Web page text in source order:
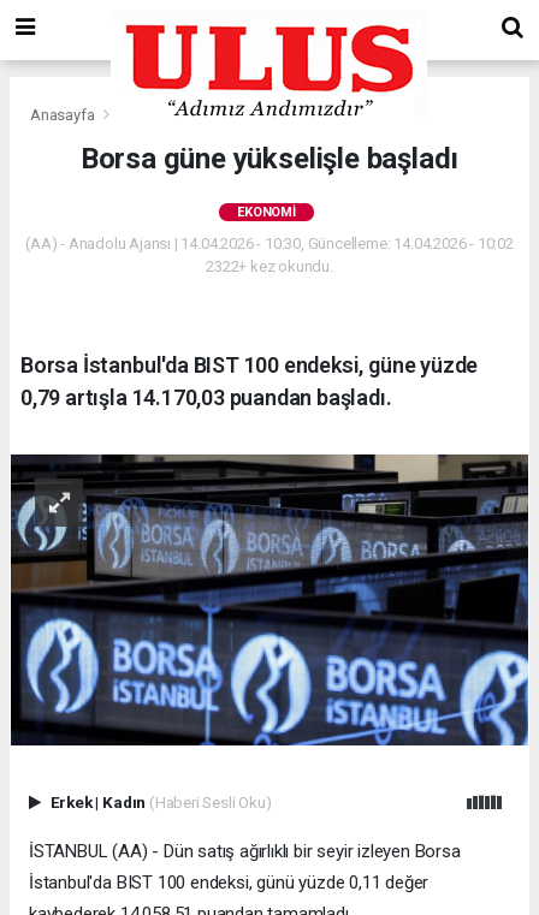
Anasayfa Ekonomi
Borsa güne yükselişle başladı
EKONOMI
(AA) - Anadolu Ajansı | 14.04.2026 - 10:30, Güncelleme: 14.04.2026 - 10:02
2322+ kez okundu.
Borsa İstanbul'da BIST 100 endeksi, güne yüzde
0,79 artışla 14.170,03 puandan başladı.
Erkek| Kadın (Haberi Sesli Oku)
İSTANBUL (AA) - Dün satış ağırlıklı bir seyir izleyen Borsa
İstanbul'da BIST 100 endeksi, günü yüzde 0,11 değer